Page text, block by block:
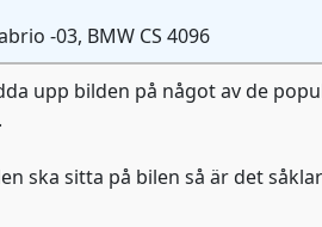
-03, BMW CS 4096
upp bilden på något av de
ska sitta på bilen så är det